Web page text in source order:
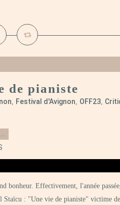
de pianiste
, Festival d'Avignon, OFF23,
…
bonheur. Effectivement, l'année
Staïcu : "Une vie de pianiste" victime